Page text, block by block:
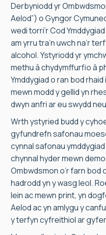
Derbyniodd yr
Aelod”) o Gyngor
wedi torri’r Cod
am yrru tra’n uwch na’r
alcohol. Ystyriodd yr
methu â chydymffurfio â
Ymddygiad o ran bod
mewn modd y gellid yn
dwyn anfri ar eu swydd
Wrth ystyried budd y
gyfundrefn safonau
cynnal safonau
chynnal hyder mewn
Ombwdsmon o’r farn bod
hadrodd yn y wasg leol.
lein ac mewn print, yn
Aelod ac yn amlygu y
y terfyn cyfreithiol ar